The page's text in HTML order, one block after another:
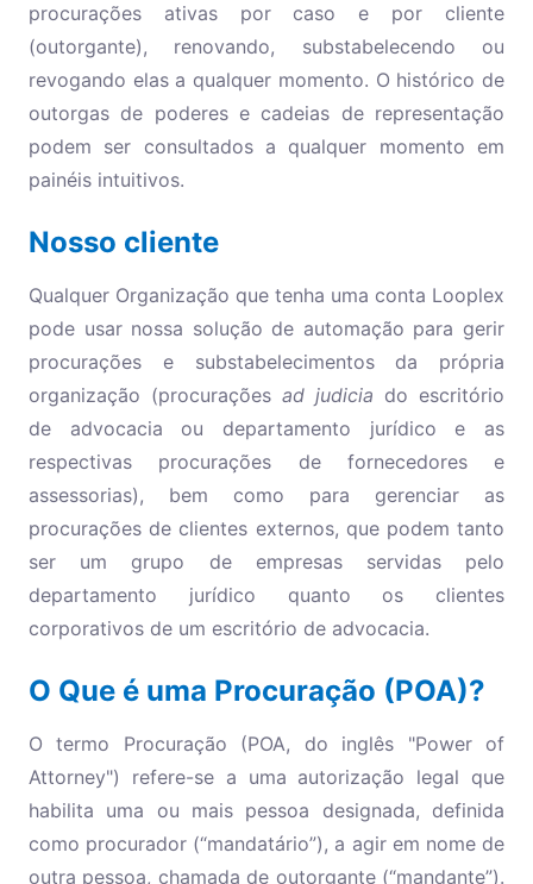
procurações ativas por caso e por cliente
(outorgante), renovando, substabelecendo ou
revogando elas a qualquer momento. O histórico de
outorgas de poderes e cadeias de representação
podem ser consultados a qualquer momento em
painéis intuitivos.
Nosso cliente
Qualquer Organização que tenha uma conta Looplex
pode usar nossa solução de automação para gerir
procurações e substabelecimentos da própria
organização (procurações ad judicia do escritório
de advocacia ou departamento jurídico e as
respectivas procurações de fornecedores e
assessorias), bem como para gerenciar as
procurações de clientes externos, que podem tanto
ser um grupo de empresas servidas pelo
departamento jurídico quanto os clientes
corporativos de um escritório de advocacia.
O Que é uma Procuração (POA)?
O termo Procuração (POA, do inglês "Power of
Attorney") refere-se a uma autorização legal que
habilita uma ou mais pessoa designada, definida
como procurador (“mandatário”), a agir em nome de
outra pessoa, chamada de outorgante (“mandante”).